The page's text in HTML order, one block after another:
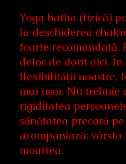
Yoga hatha (fizică)
la deschiderea
foarte recomandată.
deloc de dorit aici.
flexibilității noastre,
mai ușor. Nu trebuie
rigiditatea
sănătatea precară
acompaniază:
moartea.